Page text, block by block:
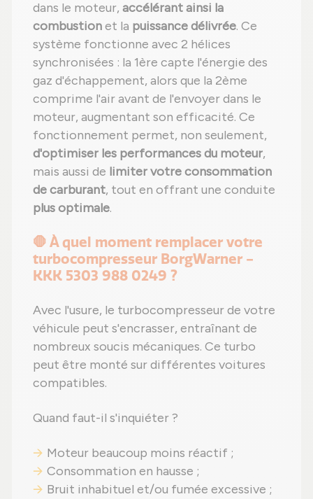
dans le moteur, accélérant ainsi la
combustionet la puissance délivrée. Ce
système fonctionne avec 2 hélices
synchronisées : la 1ère capte l'énergie des
gaz d'échappement, alors que la 2ème
comprime l'air avant de l'envoyer dans le
moteur, augmentant son efficacité. Ce
fonctionnement permet, non seulement,
d'optimiser les performances du moteur,
mais aussi de limiter votre consommation
de carburant, tout en offrant une conduite
plus optimale.
🛑 À quel moment remplacer votre
turbocompresseur BorgWarner -
KKK 5303 988 0249 ?
Avec l'usure, le turbocompresseur de votre
véhicule peut s'encrasser, entraînant de
nombreux soucis mécaniques. Ce turbo
peut être monté sur différentes voitures
compatibles.
Quand faut-il s'inquiéter ?
Moteur beaucoup moins réactif ;
Consommation en hausse ;
Bruit inhabituel et/ou fumée excessive ;